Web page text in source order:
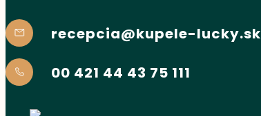
recepcia@kupele-lucky.sk
00 421 44 43 75 111